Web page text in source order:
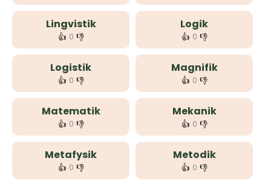
Lingvistik
👍 0 👎
Logik
👍 0 👎
Logistik
👍 0 👎
Magnifik
👍 0 👎
Matematik
👍 0 👎
Mekanik
👍 0 👎
Metafysik
👍 0 👎
Metodik
👍 0 👎